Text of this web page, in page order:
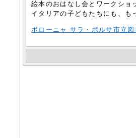
絵本のおはなし会とワークショ
イタリアの子どもたちにも、も
ボローニャ サラ・ボルサ市立